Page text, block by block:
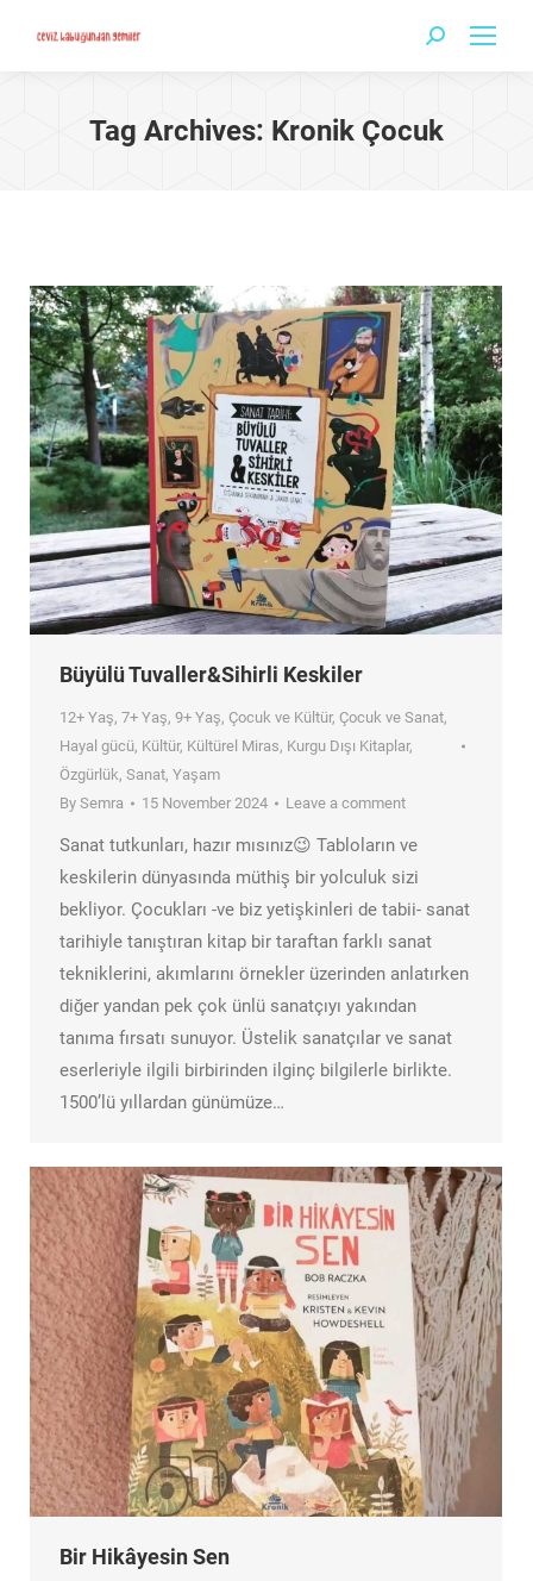
Search:
Tag Archives: Kronik Çocuk
Büyülü Tuvaller&Sihirli Keskiler
12+ Yaş, 7+ Yaş, 9+ Yaş, Çocuk ve Kültür, Çocuk ve Sanat,
Hayal gücü, Kültür, Kültürel Miras, Kurgu Dışı Kitaplar,
Özgürlük, Sanat, Yaşam
By Semra 15 November 2024 Leave a comment
Sanat tutkunları, hazır mısınız😉 Tabloların ve
keskilerin dünyasında müthiş bir yolculuk sizi
bekliyor. Çocukları -ve biz yetişkinleri de tabii- sanat
tarihiyle tanıştıran kitap bir taraftan farklı sanat
tekniklerini, akımlarını örnekler üzerinden anlatırken
diğer yandan pek çok ünlü sanatçıyı yakından
tanıma fırsatı sunuyor. Üstelik sanatçılar ve sanat
eserleriyle ilgili birbirinden ilginç bilgilerle birlikte.
1500’lü yıllardan günümüze…
Bir Hikâyesin Sen